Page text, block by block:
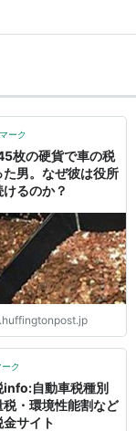
ーク
枚の硬貨で車の税
た男。なぜ彼は役所
けるのか？
ク
info:自動車税種別
税・環境性能割など
サイト